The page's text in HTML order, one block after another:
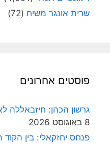
שרית אונגר משיח (72)
פוסטים אחרונים
גרשון הכהן: חיזבאללה
8 באוגוסט 2026
פנחס יחזקאלי: בין